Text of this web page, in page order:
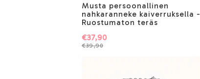
Musta persoonallinen
nahkaranneke kaiverruksella -
Ruostumaton teräs
€39,90
€37,90